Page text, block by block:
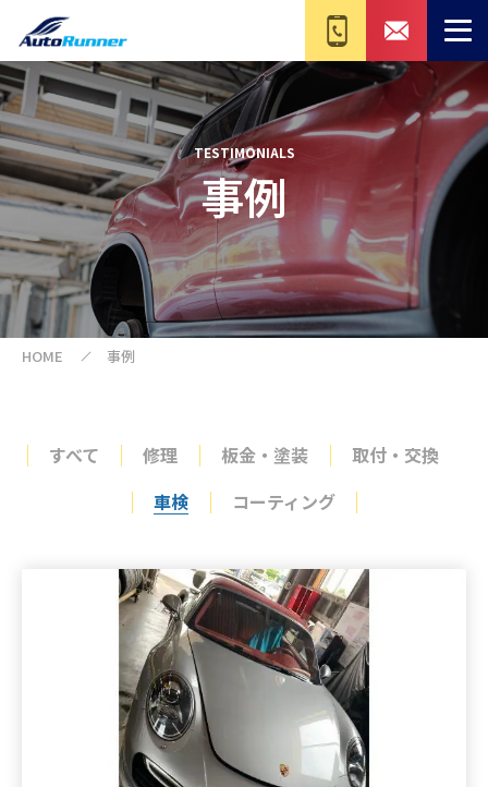
TESTIMONIALS
事例
HOME 事例
すべて 修理 板金・塗装
取付・交換
車検
コーティング